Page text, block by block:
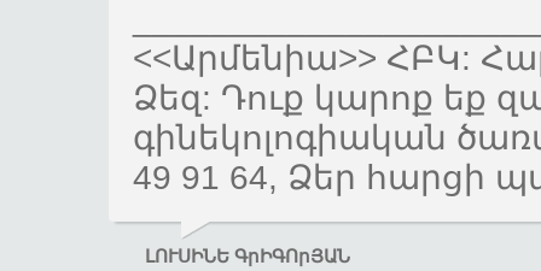
<<Արմենիա>> ՀԲԿ:
Ձեզ: Դուք կարոք եք
գինեկոլոգիական
49 91 64, Ձեր
ԼՈՒՍԻՆԵ ԳրԻԳՈրՅԱՆ